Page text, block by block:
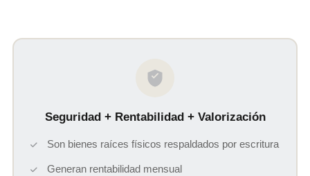
Seguridad + Rentabilidad + Valorización
Son bienes raíces físicos respaldados por escritura
Generan rentabilidad mensual